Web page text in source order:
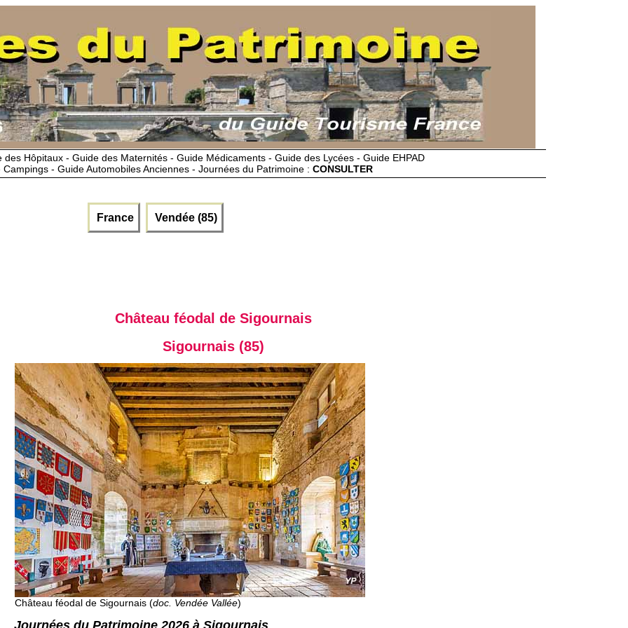
Hôpitaux - Guide des Maternités - Guide Médicaments - Guide des Lycées - Guide EHPAD
- Guide Automobiles Anciennes - Journées du Patrimoine : CONSULTER
France Vendée (85)
Château féodal de Sigournais
Sigournais (85)
Château féodal de Sigournais (doc. Vendée Vallée)
Journées du Patrimoine 2026 à Sigournais